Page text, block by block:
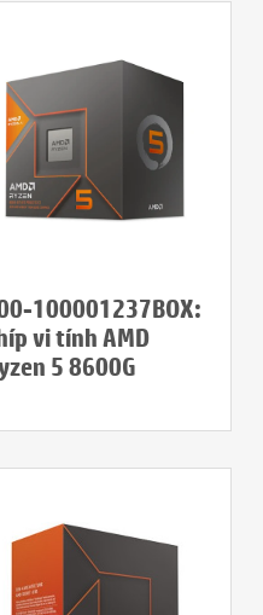
100001237BOX:
vi tính AMD
5 8600G